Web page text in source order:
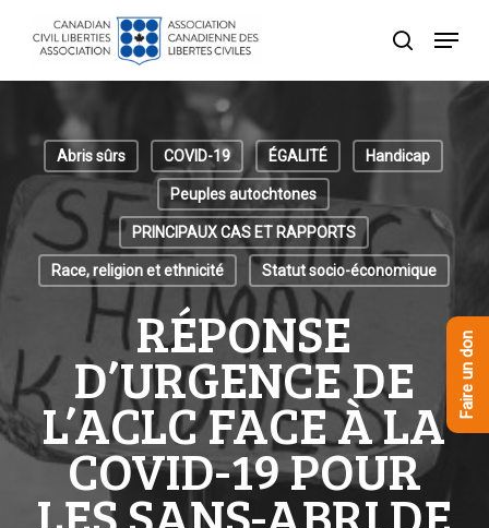
recherche
Menu
Abris sûrs COVID-19 ÉGALITÉ Handicap
Peuples autochtones
PRINCIPAUX CAS ET RAPPORTS
Race, religion et ethnicité Statut socio-économique
RÉPONSE
D’URGENCE DE
L’ACLC FACE À LA
COVID-19 POUR
Menu
Faire un don